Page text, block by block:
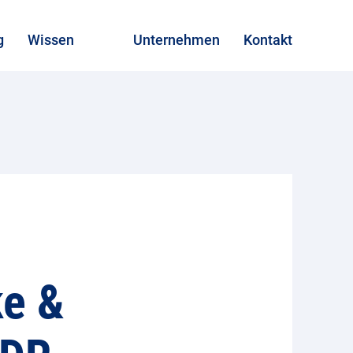
Wissen Unternehmen Kontakt
&